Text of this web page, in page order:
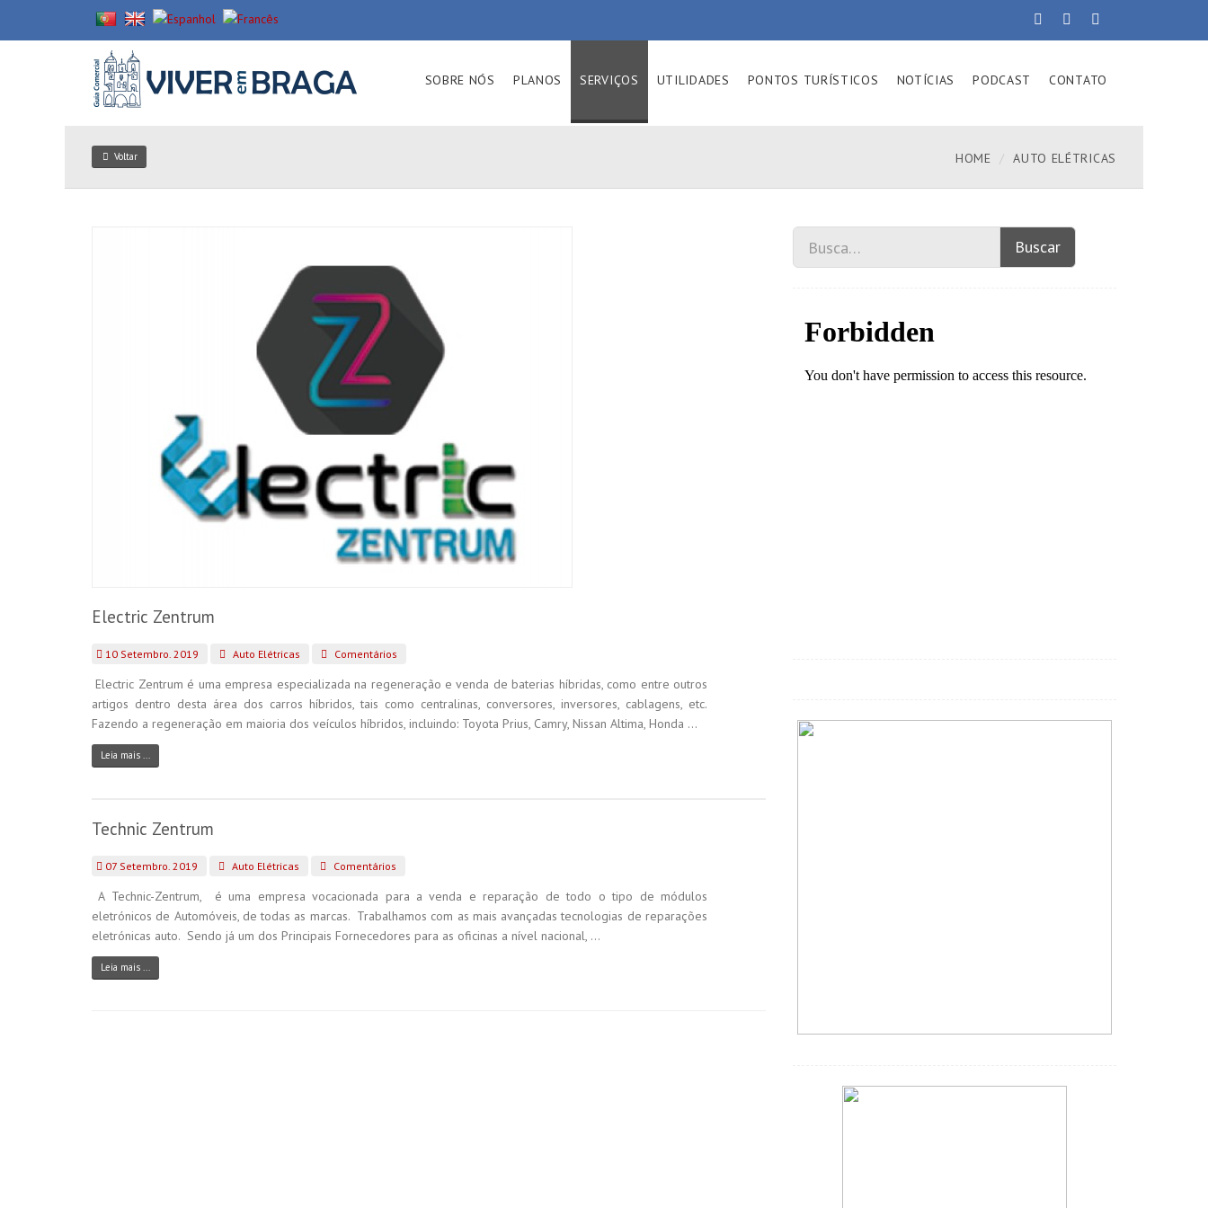
SOBRE NÓS PLANOS SERVIÇOS UTILIDADES PONTOS TURÍSTICOS NOTÍCIAS PODCAST CONTATO
Voltar HOME AUTO ELÉTRICAS
Electric Zentrum
10 Setembro. 2019 Auto Elétricas Comentários
Electric Zentrum é uma empresa especializada na regeneração e venda de baterias híbridas, como entre outros
artigos dentro desta área dos carros híbridos, tais como centralinas, conversores, inversores, cablagens, etc.
Fazendo a regeneração em maioria dos veículos híbridos, incluindo: Toyota Prius, Camry, Nissan Altima, Honda ...
Leia mais ...
Technic Zentrum
07 Setembro. 2019 Auto Elétricas Comentários
A Technic-Zentrum, é uma empresa vocacionada para a venda e reparação de todo o tipo de módulos
eletrónicos de Automóveis, de todas as marcas. Trabalhamos com as mais avançadas tecnologias de reparações
eletrónicas auto. Sendo já um dos Principais Fornecedores para as oficinas a nível nacional, ...
Leia mais ...
Buscar